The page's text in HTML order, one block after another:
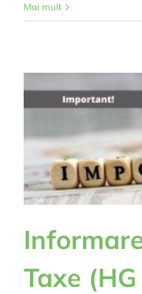
Mai mult
Taxe